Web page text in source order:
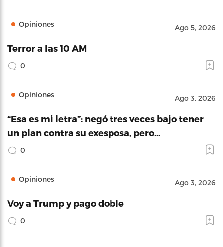
Opiniones Ago 5, 2026
Terror a las 10 AM
0
Opiniones Ago 3, 2026
“Esa es mi letra”: negó tres veces bajo tener
un plan contra su exesposa, pero…
0
Opiniones Ago 3, 2026
Voy a Trump y pago doble
0